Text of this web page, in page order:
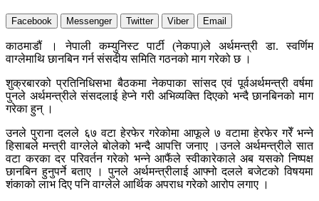
Facebook Messenger Twitter Viber Email
काठमाडौं । नेपाली कम्युनिस्ट पार्टी (नेकपा)ले अर्थमन्त्री डा. स्वर्णिम
वाग्लेमाथि छानबिन गर्न संसदीय समिति गठनको माग गरेको छ ।
शुक्रबारको प्रतिनिधिसभा बैठकमा नेकपाका सांसद एवं पूर्वअर्थमन्त्री वर्षमा
पुनले अर्थमन्त्रीले संसदलाई हेप्ने गरी अभिव्यक्ति दिएको भन्दै छानबिनको माग
गरेका हुन् ।
उनले पुराना दलले ६७ वटा हेरफेर गरेकोमा आफूले ७ वटामा हेरफेर गरेँ भन्ने
हिसाबले मन्त्री वाग्लेले बोलेको भन्दै आपत्ति जनाए ।उनले अर्थमन्त्रीले सात
वटा करका दर परिवर्तन गरेको भन्ने आफैंले स्वीकारेकाले अब यसको निष्पक्ष
छानबिन हुनुपर्ने बताए । पुनले अर्थमन्त्रीलाई आफ्नो दलले बजेटको विषयमा
शंकाको लाभ दिए पनि वाग्लेले आर्थिक अपराध गरेको आरोप लगाए ।